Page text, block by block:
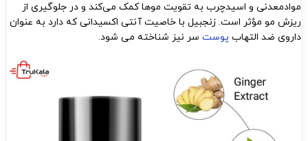
موادمعدنی و اسیدچرب به تقویت موها کمک می‌کند و در جلوگیری از
ریزش مو مؤثر است. زنجبیل با خاصیت آنتی اکسیدانی که دارد به عنوان
داروی ضد التهاب پوست سر نیز شناخته می شود.